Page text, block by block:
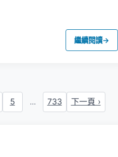
繼續閱讀→
5 ... 733 下一頁 ›